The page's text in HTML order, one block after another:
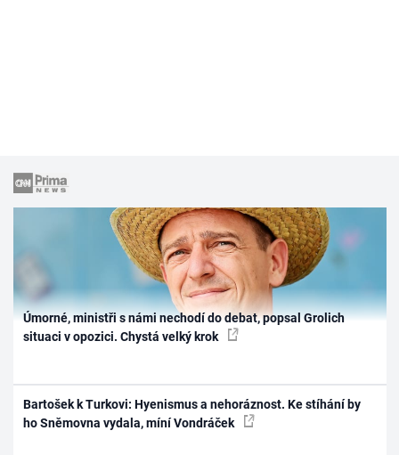
Úmorné, ministři s námi nechodí do debat, popsal Grolich
situaci v opozici. Chystá velký krok
Bartošek k Turkovi: Hyenismus a nehoráznost. Ke stíhání by
ho Sněmovna vydala, míní Vondráček